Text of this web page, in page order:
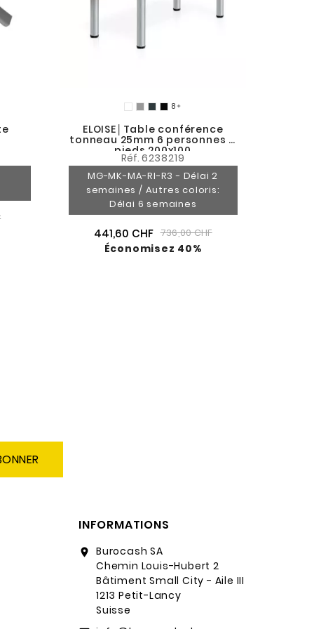

ELOISE│Table conférence
tonneau 25mm 6 personnes 4
pieds 200x100
Réf. 6238219
MG-MK-MA-RI-R3 - Délai 2
semaines / Autres coloris:
Délai 6 semaines
441,60 CHF 736,00 CHF
Économisez 40%
INFORMATIONS
location_on
Burocash SA
Chemin Louis-Hubert 2
Bâtiment Small City - Aile III
1213 Petit-Lancy
Suisse